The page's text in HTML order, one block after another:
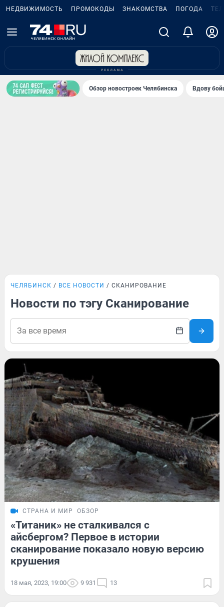
НЕДВИЖИМОСТЬ ПРОМОКОДЫ ЗНАКОМСТВА ПОГОДА
Обзор новостроек Челябинска Вдову
ЧЕЛЯБИНСК ВСЕ НОВОСТИ СКАНИРОВАНИЕ
Новости по тэгу Сканирование
СТРАНА И МИР ОБЗОР
«Титаник» не сталкивался с
айсбергом? Первое в истории
сканирование показало новую версию
крушения
18 мая, 2023, 19:00 9 931 13